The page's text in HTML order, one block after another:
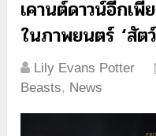
เคานต์ดาวน์อีกเ
ในภาพยนตร์ ‘สัต
Lily Evans Potter
Beasts, News